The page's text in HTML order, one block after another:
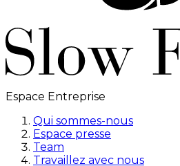
Espace Entreprise
Qui sommes-nous
Espace presse
Team
Travaillez avec nous